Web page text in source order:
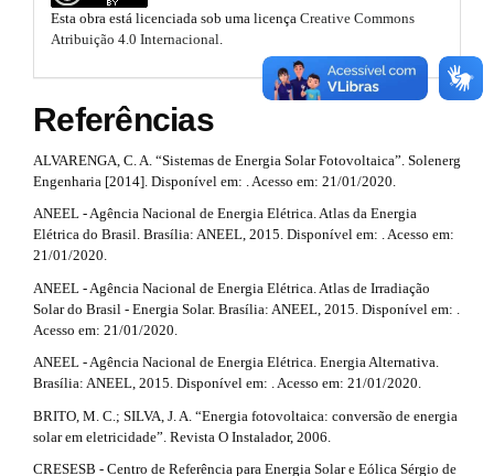
m
.
o
t
s
t
r
a
3
.
a
s
s
o
s
t
r
a
p
3
.
a
r
t
i
Esta obra está licenciada sob uma licença Creative Commons
Atribuição 4.0 Internacional
Referências
ALVARENGA, C. A. “Sistemas de Energia Solar Fotovoltaica”. Solenerg
Engenharia [2014]. Disponível em: . Acesso em: 21/01/2020.
ANEEL - Agência Nacional de Energia Elétrica. Atlas da Energia
Elétrica do Brasil. Brasília: ANEEL, 2015. Disponível em: . Acesso em:
21/01/2020.
ANEEL - Agência Nacional de Energia Elétrica. Atlas de Irradiação
Solar do Brasil - Energia Solar. Brasília: ANEEL, 2015. Disponível em: .
Acesso em: 21/01/2020.
ANEEL - Agência Nacional de Energia Elétrica. Energia Alternativa.
Brasília: ANEEL, 2015. Disponível em: . Acesso em: 21/01/2020.
BRITO, M. C.; SILVA, J. A. “Energia fotovoltaica: conversão de energia
solar em eletricidade”. Revista O Instalador, 2006.
CRESESB - Centro de Referência para Energia Solar e Eólica Sérgio de